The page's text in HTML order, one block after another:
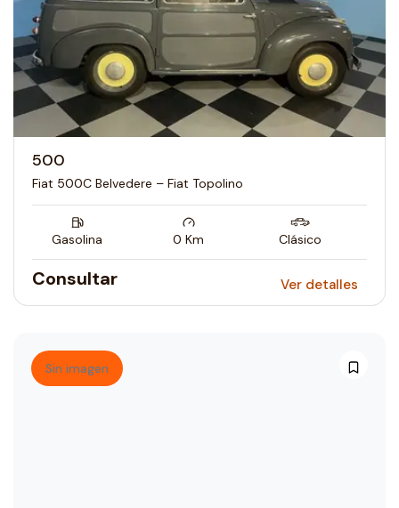
500
Fiat 500C Belvedere – Fiat Topolino
Gasolina 0 Km Clásico
Consultar Ver detalles
Sin imagen